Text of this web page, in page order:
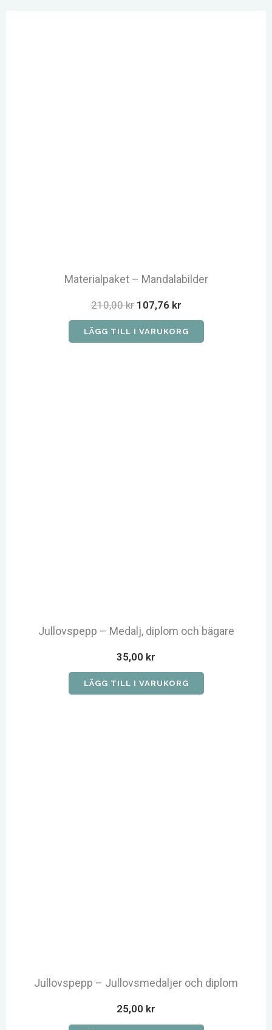
Materialpaket – Mandalabilder
210,00kr Det
ursprungliga
priset
var:
107,76 krDet
nuvarande
priset
är:
LÄGG TILL I VARUKORG
Jullovspepp – Medalj, diplom och bägare
35,00 kr
LÄGG TILL I VARUKORG
Jullovspepp – Jullovsmedaljer och diplom
25,00 kr